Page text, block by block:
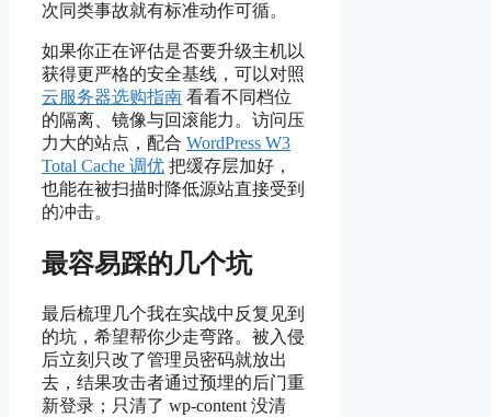
次同类事故就有标准动作可循。
如果你正在评估是否要升级主机以
获得更严格的安全基线，可以对照
云服务器选购指南 看看不同档位
的隔离、镜像与回滚能力。访问压
力大的站点，配合 WordPress W3
Total Cache 调优 把缓存层加好，
也能在被扫描时降低源站直接受到
的冲击。
最容易踩的几个坑
最后梳理几个我在实战中反复见到
的坑，希望帮你少走弯路。被入侵
后立刻只改了管理员密码就放出
去，结果攻击者通过预埋的后门重
新登录；只清了 wp-content 没清